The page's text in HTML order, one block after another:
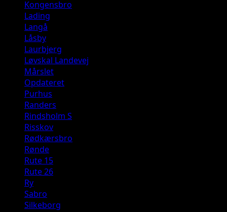
Kongensbro
Lading
Langå
Låsby
Laurbjerg
Løvskal Landevej
Mårslet
Opdateret
Purhus
Randers
Rindsholm S
Risskov
Rødkærsbro
Rønde
Rute 15
Rute 26
Ry
Sabro
Silkeborg